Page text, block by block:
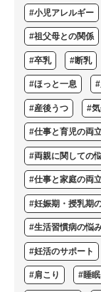
#小児アレルギー
#祖父母との関係
#卒乳 #断乳
#ほっと一息
#産後うつ #
#仕事と育児の両
#両親に関しての
#仕事と家庭の両
#妊娠期・授乳期
#生活習慣病の悩
#妊活のサポート
#肩こり #睡眠